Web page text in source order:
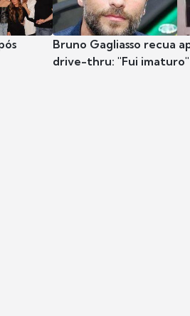
Bruno Gagliasso recua
drive-thru: "Fui imaturo"